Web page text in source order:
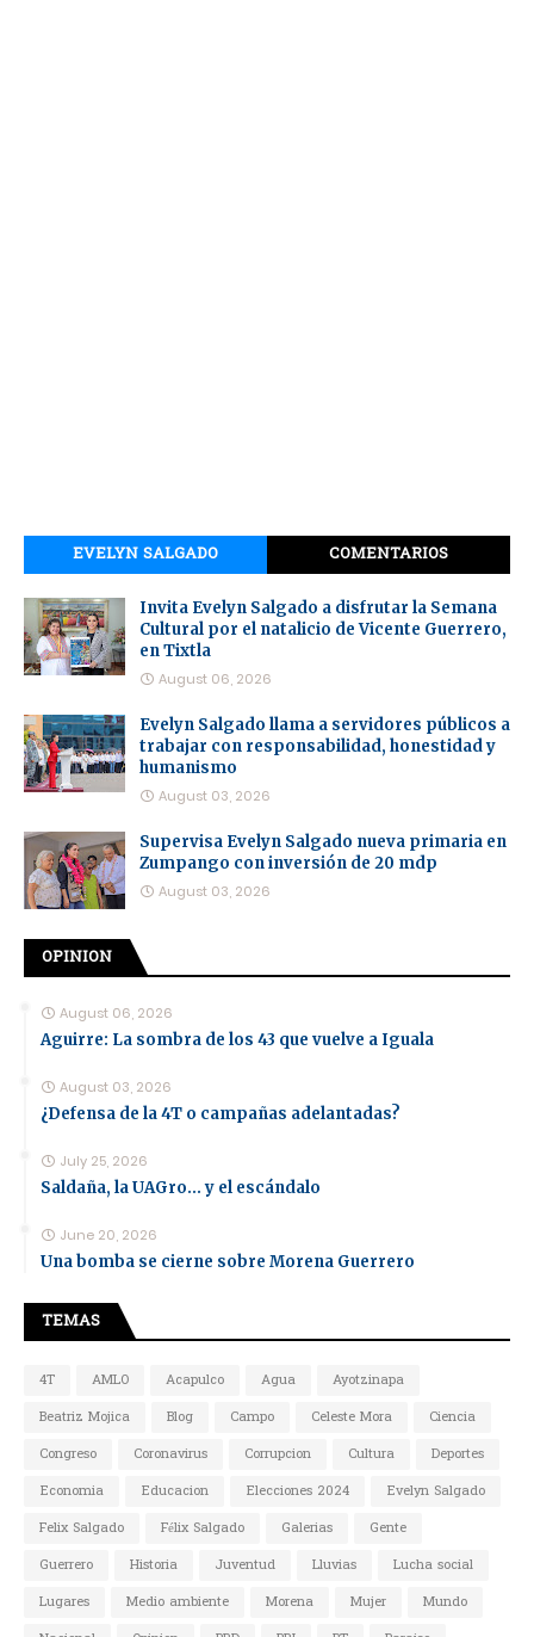
EVELYN SALGADO COMENTARIOS
Invita Evelyn Salgado a disfrutar la Semana
Cultural por el natalicio de Vicente Guerrero,
en Tixtla
August 06, 2026
Evelyn Salgado llama a servidores públicos a
trabajar con responsabilidad, honestidad y
humanismo
August 03, 2026
Supervisa Evelyn Salgado nueva primaria en
Zumpango con inversión de 20 mdp
August 03, 2026
OPINION
August 06, 2026
Aguirre: La sombra de los 43 que vuelve a Iguala
August 03, 2026
¿Defensa de la 4T o campañas adelantadas?
July 25, 2026
Saldaña, la UAGro... y el escándalo
June 20, 2026
Una bomba se cierne sobre Morena Guerrero
TEMAS
4T AMLO Acapulco Agua
Ayotzinapa
Beatriz Mojica
Blog Campo Celeste Mora
Ciencia
Congreso
Coronavirus Corrupcion Cultura
Deportes
Economia
Educacion Elecciones 2024
Evelyn Salgado
Felix Salgado
Félix Salgado Galerias
Gente
Guerrero
Historia Juventud Lluvias
Lucha social
Lugares
Medio ambiente Morena Mujer
Mundo